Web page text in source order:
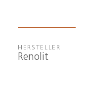
HERSTELLER
Renolit